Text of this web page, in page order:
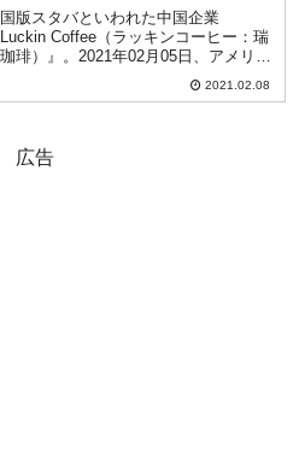
版スタバといわれた中国企業
Luckin Coffee（ラッキンコーヒー：瑞
琲）』。2021年02月05日、アメリカ
衆国マンハッタン裁判所に破産法15章
基づいて破産保護申請書を提出しまし
2021.02.08
広告